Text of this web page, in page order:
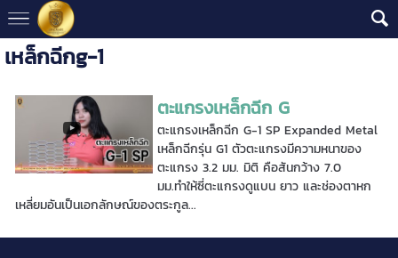
เหล็กฉีกg-1
ตะแกรงเหล็กฉีก G
ตะแกรงเหล็กฉีก G-1 SP Expanded Metal
เหล็กฉีกรุ่น G1 ตัวตะแกรงมีความหนาของ
ตะแกรง 3.2 มม. มิติ คือสันกว้าง 7.0
มม.ทำให้ซี่ตะแกรงดูแบน ยาว และช่องตาหก
เหลี่ยมอันเป็นเอกลักษณ์ของตระกูล...